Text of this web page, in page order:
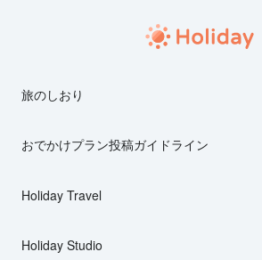
旅のしおり
おでかけプラン投稿ガイドライン
Holiday Travel
Holiday Studio